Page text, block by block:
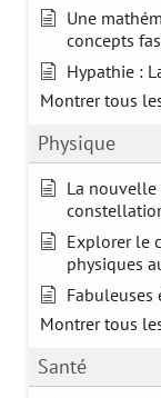
Une
concepts
Hypathie :
Montrer tous
Physique
La nouvelle
Explorer le
physiques
Fabuleuses
Montrer tous
Santé